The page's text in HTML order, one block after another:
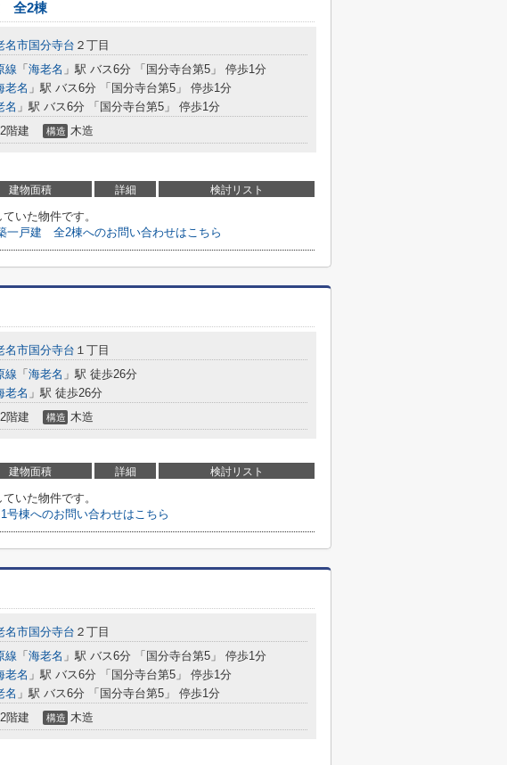
全2棟
名市国分寺台 ２丁目
線 「 海老名 」駅 バス6分 「国分寺台第5」 停歩1分
老名 」駅 バス6分 「国分寺台第5」 停歩1分
名 」駅 バス6分 「国分寺台第5」 停歩1分
2階建 構造 木造
建物面積 詳細 検討リスト
いた物件です。
戸建 全2棟へのお問い合わせはこちら
名市国分寺台 １丁目
線 「 海老名 」駅 徒歩26分
老名 」駅 徒歩26分
2階建 構造 木造
建物面積 詳細 検討リスト
いた物件です。
棟へのお問い合わせはこちら
名市国分寺台 ２丁目
線 「 海老名 」駅 バス6分 「国分寺台第5」 停歩1分
老名 」駅 バス6分 「国分寺台第5」 停歩1分
名 」駅 バス6分 「国分寺台第5」 停歩1分
2階建 構造 木造